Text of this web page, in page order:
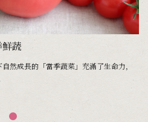
蔬
然成長的「當季蔬菜」充滿了生命力，